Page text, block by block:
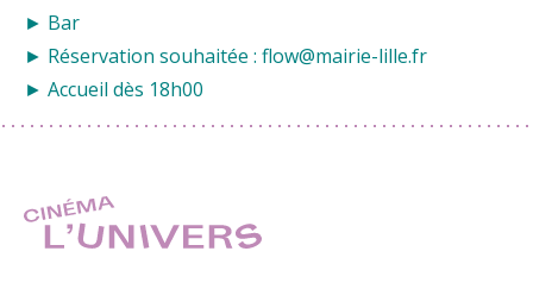
► Bar
► Réservation souhaitée : flow@mairie-lille.fr
► Accueil dès 18h00